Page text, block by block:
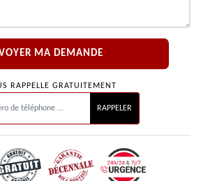
RAPPELLE GRATUITEMENT